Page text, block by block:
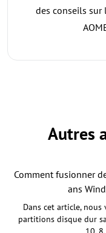
des conseils sur
Autres
Comment fusionner
ans
Dans cet article,
partitions disque dur